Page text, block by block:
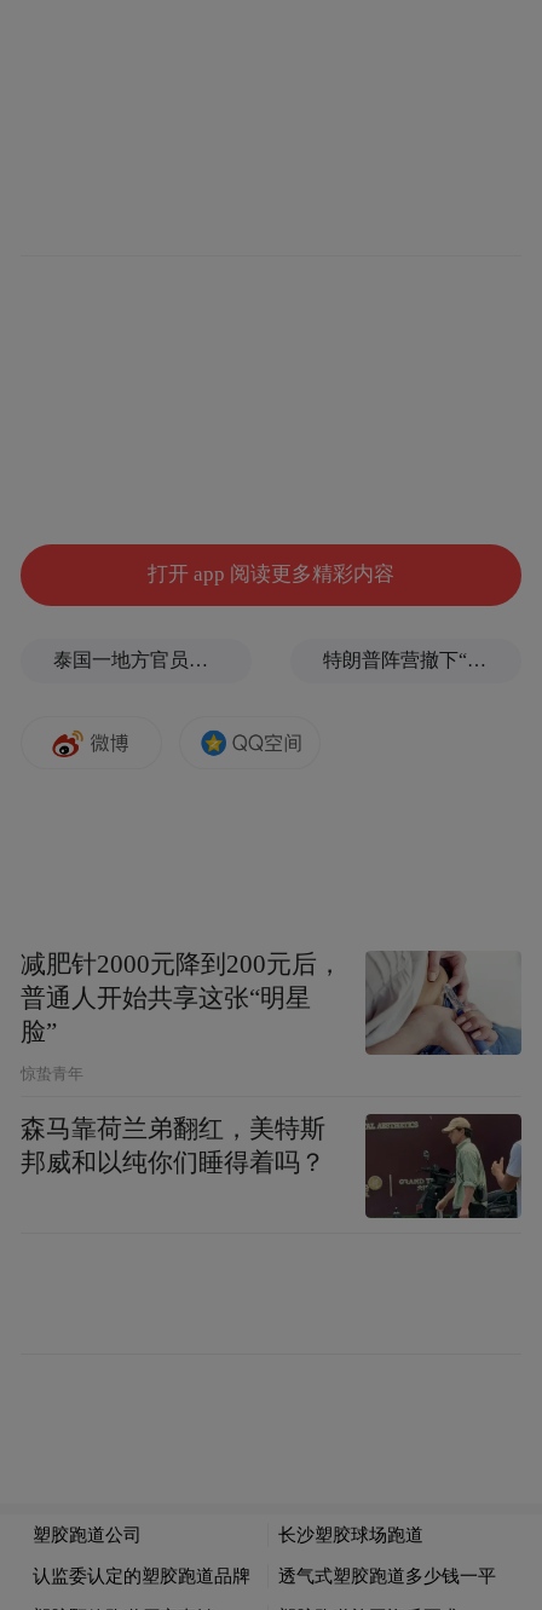
性阈移指的是噪声暴露后的听敏度暂时性下
这些症状持续时间较短，可能为数小时或数
无法完全恢复；声损伤则往往出现于一次强
会引发孩子听力障碍，进而影响其语言学习
能力，导致出现语言发音延迟、口齿不清
晰、表达能力差，以及对音乐、节奏等刺激
不清家长和老师说话，导致日常行为异常和
学习成绩不理想等。
如何发现孩子听力障碍？
首先，观察孩子的日常行为表现。
打开 app 阅读更多精彩内容
泰国一地方官员遭枪击 特朗普阵营撤下“霉霉”歌曲，曾多次“蹭歌”引争议
减肥针2000元降到200元后，
普通人开始共享这张“明星
脸”
惊蛰青年
森马靠荷兰弟翻红，美特斯
邦威和以纯你们睡得着吗？